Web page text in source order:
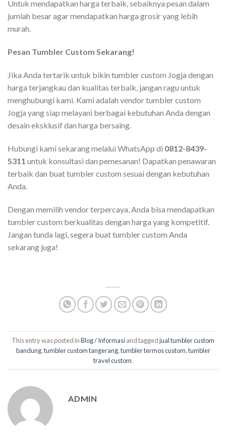
Untuk mendapatkan harga terbaik, sebaiknya pesan dalam
jumlah besar agar mendapatkan harga grosir yang lebih
murah.
Pesan Tumbler Custom Sekarang!
Jika Anda tertarik untuk bikin tumbler custom Jogja dengan
harga terjangkau dan kualitas terbaik, jangan ragu untuk
menghubungi kami. Kami adalah vendor tumbler custom
Jogja yang siap melayani berbagai kebutuhan Anda dengan
desain eksklusif dan harga bersaing.
Hubungi kami sekarang melalui WhatsApp di 0812-8439-
5311 untuk konsultasi dan pemesanan! Dapatkan penawaran
terbaik dan buat tumbler custom sesuai dengan kebutuhan
Anda.
Dengan memilih vendor terpercaya, Anda bisa mendapatkan
tumbler custom berkualitas dengan harga yang kompetitif.
Jangan tunda lagi, segera buat tumbler custom Anda
sekarang juga!
This entry was posted inBlog / Informasiand taggedjual tumbler custom
bandung,tumbler custom tangerang,tumbler termos custom,tumbler
travel custom.
ADMIN